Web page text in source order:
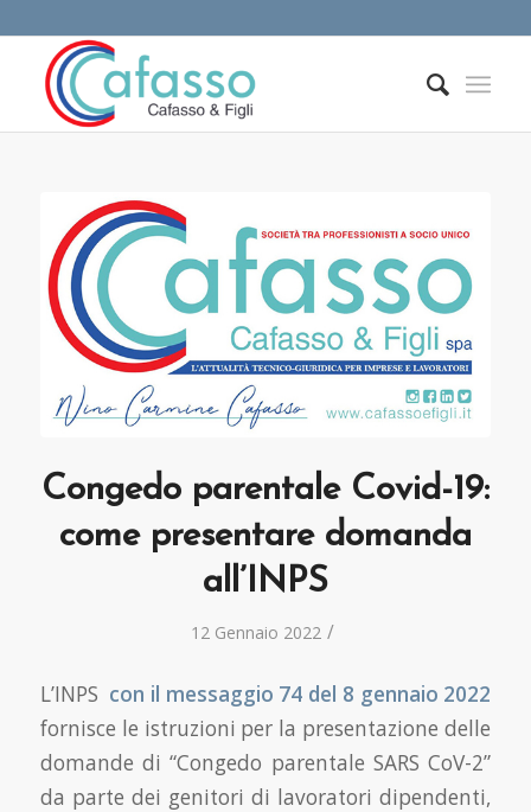
Congedo parentale Covid-19:
come presentare domanda
all’INPS
12 Gennaio 2022 /
L’INPS con il messaggio 74 del 8 gennaio 2022
fornisce le istruzioni per la presentazione delle
domande di “Congedo parentale SARS CoV-2”
da parte dei genitori di lavoratori dipendenti,